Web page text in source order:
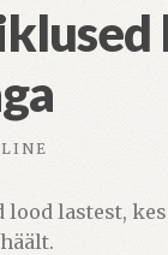
lood lastest,